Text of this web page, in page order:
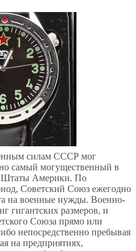
силам СССР мог
самый могущественный в
Штаты Америки. По
Советский Союз ежегодно
на военные нужды. Военно-
гигантских размеров, и
Союза прямо или
непосредственно пребывая
на предприятиях,